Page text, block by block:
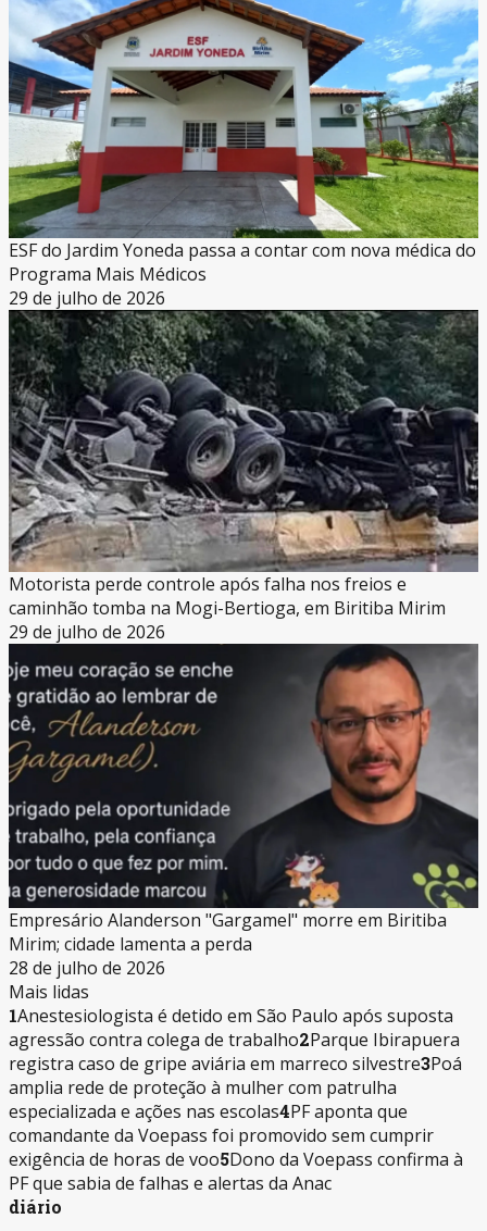
ESF do Jardim Yoneda passa a contar com nova médica do
Programa Mais Médicos
29 de julho de 2026
Motorista perde controle após falha nos freios e
caminhão tomba na Mogi-Bertioga, em Biritiba Mirim
29 de julho de 2026
Empresário Alanderson "Gargamel" morre em Biritiba
Mirim; cidade lamenta a perda
28 de julho de 2026
Mais lidas
1Anestesiologista é detido em São Paulo após suposta
agressão contra colega de trabalho2Parque Ibirapuera
registra caso de gripe aviária em marreco silvestre3Poá
amplia rede de proteção à mulher com patrulha
especializada e ações nas escolas4PF aponta que
comandante da Voepass foi promovido sem cumprir
exigência de horas de voo5Dono da Voepass confirma à
PF que sabia de falhas e alertas da Anac
diário